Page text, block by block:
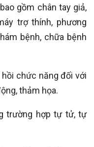
gồm chân tay giả,
trợ thính, phương
bệnh, chữa bệnh
hồi chức năng đối với
thảm họa.
trường hợp tự tử, tự